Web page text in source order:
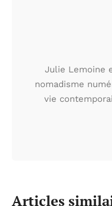
Julie Lemoine
nomadisme
vie
Articles